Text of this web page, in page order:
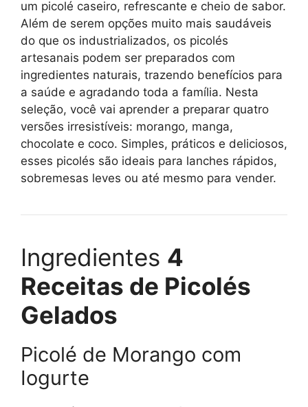
um picolé caseiro, refrescante e cheio de sabor.
Além de serem opções muito mais saudáveis
do que os industrializados, os picolés
artesanais podem ser preparados com
ingredientes naturais, trazendo benefícios para
a saúde e agradando toda a família. Nesta
seleção, você vai aprender a preparar quatro
versões irresistíveis: morango, manga,
chocolate e coco. Simples, práticos e deliciosos,
esses picolés são ideais para lanches rápidos,
sobremesas leves ou até mesmo para vender.
Ingredientes 4
Receitas de Picolés
Gelados
Picolé de Morango com
Iogurte